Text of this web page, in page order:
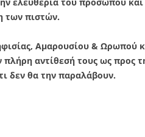
των πιστών.
Αμαρουσίου & Ωρωπού
πλήρη αντίθεσή τους ως προς
δεν θα την παραλάβουν.